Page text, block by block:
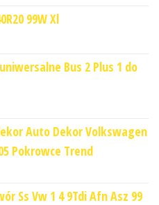
99W Xl
Bus 2 Plus 1 do
Auto Dekor Volkswagen
Pokrowce Trend
Ss Vw 1 4 9Tdi Afn Asz 99